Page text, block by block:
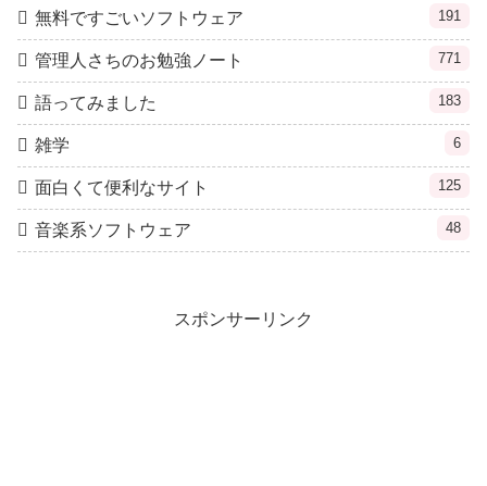
無料ですごいソフトウェア 191
管理人さちのお勉強ノート 771
語ってみました 183
雑学 6
面白くて便利なサイト 125
音楽系ソフトウェア 48
スポンサーリンク